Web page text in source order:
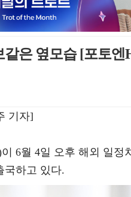
은 옆모습 [포토엔
기자]
6월 4일 오후 해외 일
국하고 있다.